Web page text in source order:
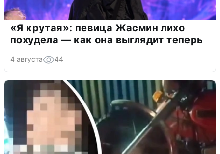
«Я крутая»: певица Жасмин лихо
похудела — как она выглядит теперь
4 августа 44